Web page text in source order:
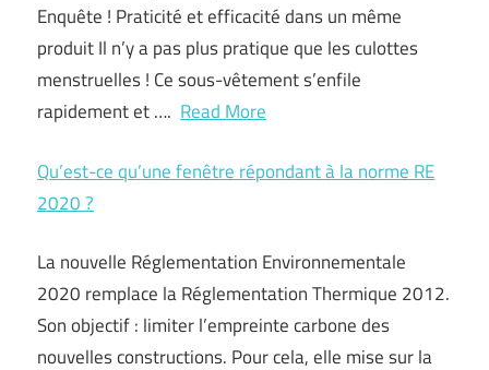
Enquête ! Praticité et efficacité dans un même
produit Il n’y a pas plus pratique que les culottes
menstruelles ! Ce sous-vêtement s’enfile
rapidement et …. Read More
Qu’est-ce qu’une fenêtre répondant à la norme RE
2020 ?
La nouvelle Réglementation Environnementale
2020 remplace la Réglementation Thermique 2012.
Son objectif : limiter l’empreinte carbone des
nouvelles constructions. Pour cela, elle mise sur la